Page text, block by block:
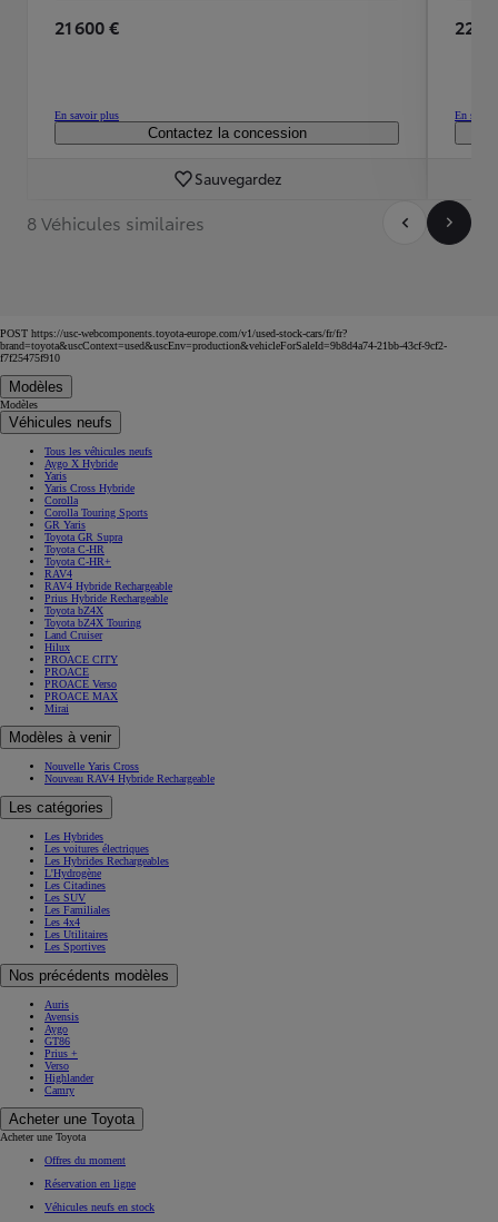
21 600 €
En savoir plus
Contactez la concession
Sauvegardez
22
En
8 Véhicules similaires
POST https://usc-webcomponents.toyota-europe.com/v1/used-stock-cars/fr/fr?
brand=toyota&uscContext=used&uscEnv=production&vehicleForSaleId=9b8d4a74-21bb-43cf-9cf2-
f7f25475f910
Modèles
Modèles
Véhicules neufs
Tous les véhicules neufs
Aygo X Hybride
Yaris
Yaris Cross Hybride
Corolla
Corolla Touring Sports
GR Yaris
Toyota GR Supra
Toyota C-HR
Toyota C-HR+
RAV4
RAV4 Hybride Rechargeable
Prius Hybride Rechargeable
Toyota bZ4X
Toyota bZ4X Touring
Land Cruiser
Hilux
PROACE CITY
PROACE
PROACE Verso
PROACE MAX
Mirai
Modèles à venir
Nouvelle Yaris Cross
Nouveau RAV4 Hybride Rechargeable
Les catégories
Les Hybrides
Les voitures électriques
Les Hybrides Rechargeables
L'Hydrogène
Les Citadines
Les SUV
Les Familiales
Les 4x4
Les Utilitaires
Les Sportives
Nos précédents modèles
Auris
Avensis
Aygo
GT86
Prius +
Verso
Highlander
Camry
Acheter une Toyota
Acheter une Toyota
Offres du moment
Réservation en ligne
Véhicules neufs en stock